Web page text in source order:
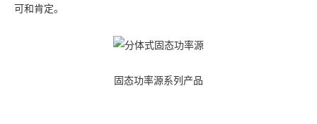
可和肯定。
固态功率源系列产品